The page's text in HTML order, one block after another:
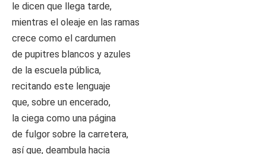
le dicen que llega tarde,
mientras el oleaje en las ramas
crece como el cardumen
de pupitres blancos y azules
de la escuela pública,
recitando este lenguaje
que, sobre un encerado,
la ciega como una página
de fulgor sobre la carretera,
así que, deambula hacia